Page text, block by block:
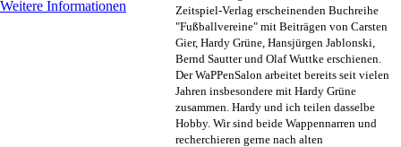
Weitere Informationen
Zeitspiel-Verlag erscheinenden Buchreihe
"Fußballvereine" mit Beiträgen von Carsten
Gier, Hardy Grüne, Hansjürgen Jablonski,
Bernd Sautter und Olaf Wuttke erschienen.
Der WaPPenSalon arbeitet bereits seit vielen
Jahren insbesondere mit Hardy Grüne
zusammen. Hardy und ich teilen dasselbe
Hobby. Wir sind beide Wappennarren und
recherchieren gerne nach alten